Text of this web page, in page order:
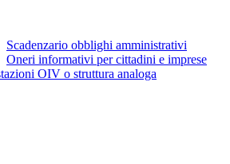
Scadenzario obblighi amministrativi
Oneri informativi per cittadini e imprese
OIV o struttura analoga